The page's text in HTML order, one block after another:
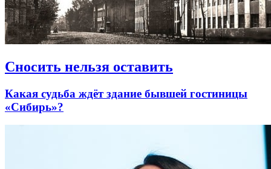
Сносить нельзя оставить
Какая судьба ждёт здание бывшей гостиницы
«Сибирь»?